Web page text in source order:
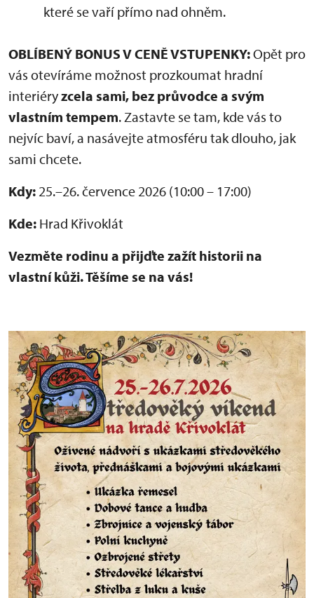
které se vaří přímo nad ohněm.
OBLÍBENÝ BONUS V CENĚ VSTUPENKY:Opět pro
vás otevíráme možnost prozkoumat hradní
interiéryzcela sami, bez průvodce a svým
vlastním tempem. Zastavte se tam, kde vás to
nejvíc baví, a nasávejte atmosféru tak dlouho, jak
sami chcete.
Kdy: 25.–26. července 2026 (10:00 – 17:00)
Kde: Hrad Křivoklát
Vezměte rodinu a přijďte zažít historii na
vlastní kůži. Těšíme se na vás!